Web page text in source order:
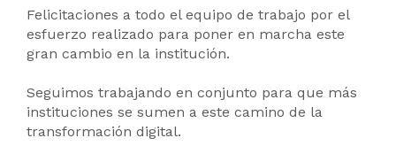
Felicitaciones a todo el equipo de trabajo por el
esfuerzo realizado para poner en marcha este
gran cambio en la institución.
Seguimos trabajando en conjunto para que más
instituciones se sumen a este camino de la
transformación digital.